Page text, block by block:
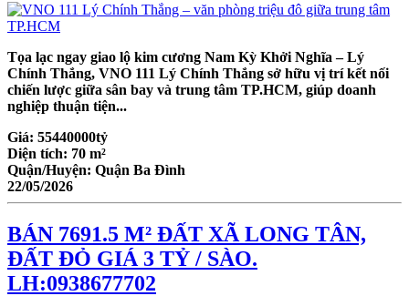
Tọa lạc ngay giao lộ kim cương Nam Kỳ Khởi Nghĩa – Lý
Chính Thắng, VNO 111 Lý Chính Thắng sở hữu vị trí kết nối
chiến lược giữa sân bay và trung tâm TP.HCM, giúp doanh
nghiệp thuận tiện...
Giá: 55440000tỷ
Diện tích: 70 m²
Quận/Huyện: Quận Ba Đình
22/05/2026
BÁN 7691.5 M² ĐẤT XÃ LONG TÂN,
ĐẤT ĐỎ GIÁ 3 TỶ / SÀO.
LH:0938677702